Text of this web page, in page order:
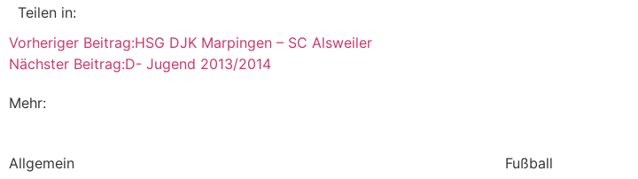
Teilen in:
Vorheriger Beitrag:HSG DJK Marpingen – SC Alsweiler
Nächster Beitrag:D- Jugend 2013/2014
Mehr:
Allgemein Fußball